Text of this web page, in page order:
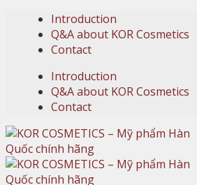
content
Introduction
Q&A about KOR Cosmetics
Contact
Introduction
Q&A about KOR Cosmetics
Contact